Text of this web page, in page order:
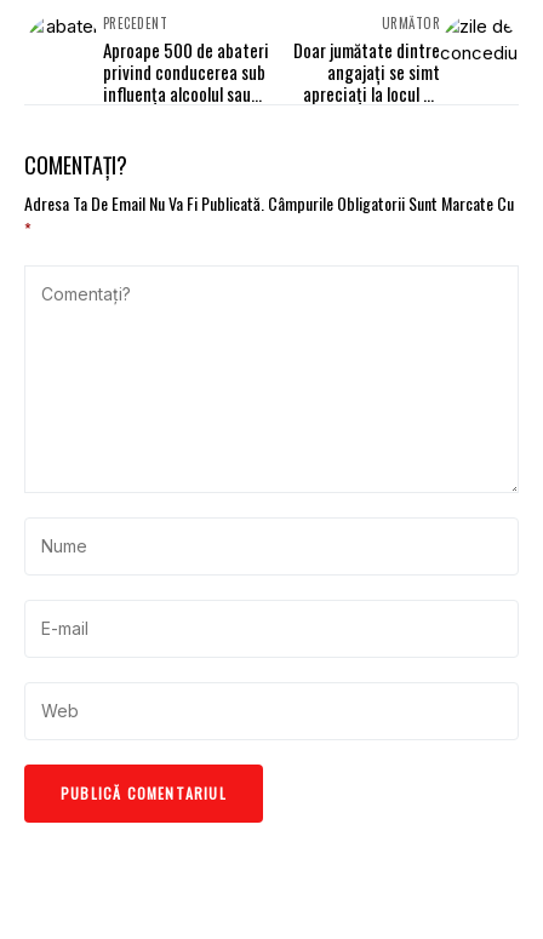
PRECEDENT
Aproape 500 de abateri
privind conducerea sub
influența alcoolul sau
URMĂTOR
Doar jumătate dintre
angajați se simt
apreciați la locul de
COMENTAȚI?
Adresa Ta De Email Nu Va Fi Publicată.Câmpurile Obligatorii Sunt Marcate Cu
*